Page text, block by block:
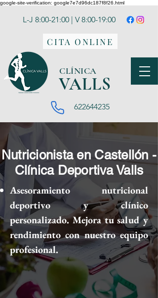
google-site-verification: google7e7d96dc187f8f26.html
L-J 8:00-21:00 | V 8:00-19:00
CITA ONLINE
CLÍNICA
VALLS
622644235
Nutricionista en Castellón -
Clínica Deportiva Valls
Asesoramiento nutricional
deportivo y clínico
personalizado. Mejora tu salud y
rendimiento con nuestro equipo
profesional.